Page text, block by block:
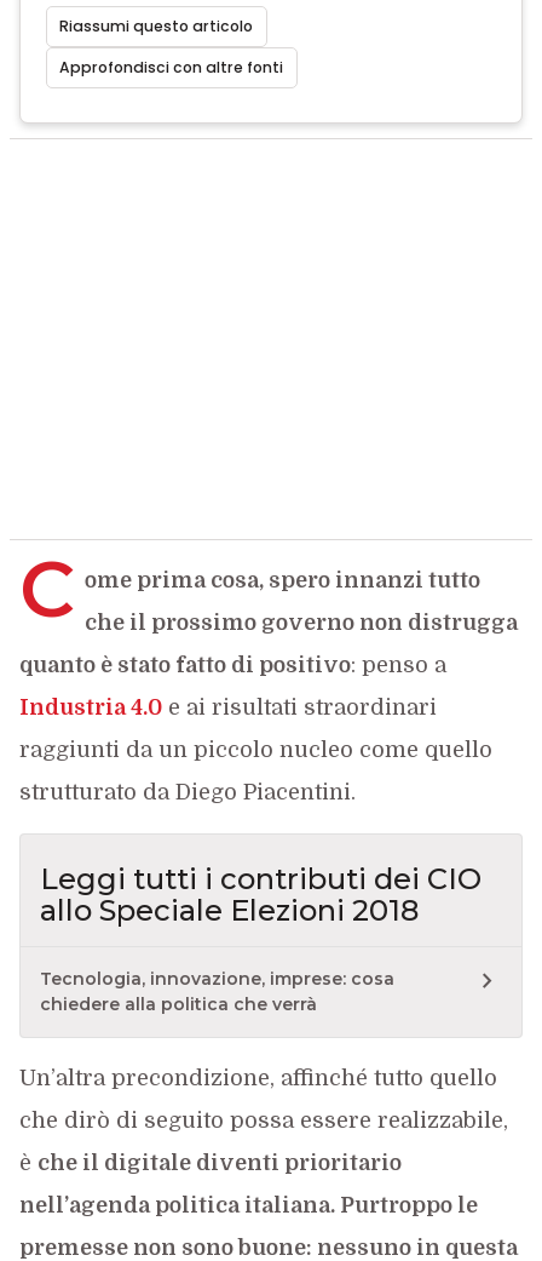
Riassumi questo articolo
Approfondisci con altre fonti
C ome prima cosa, spero innanzi tutto
che il prossimo governo non distrugga
quanto è stato fatto di positivo: penso a
Industria 4.0e ai risultati straordinari
raggiunti da un piccolo nucleo come quello
strutturato da Diego Piacentini.
Leggi tutti i contributi dei CIO
allo Speciale Elezioni 2018
Tecnologia, innovazione, imprese: cosa
chiedere alla politica che verrà
Un’altra precondizione, affinché tutto quello
che dirò di seguito possa essere realizzabile,
è che il digitale diventi prioritario
nell’agenda politica italiana. Purtroppo le
premesse non sono buone: nessuno in questa